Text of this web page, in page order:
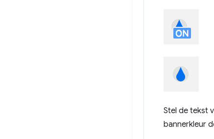
Stel de tekst
bannerkleur